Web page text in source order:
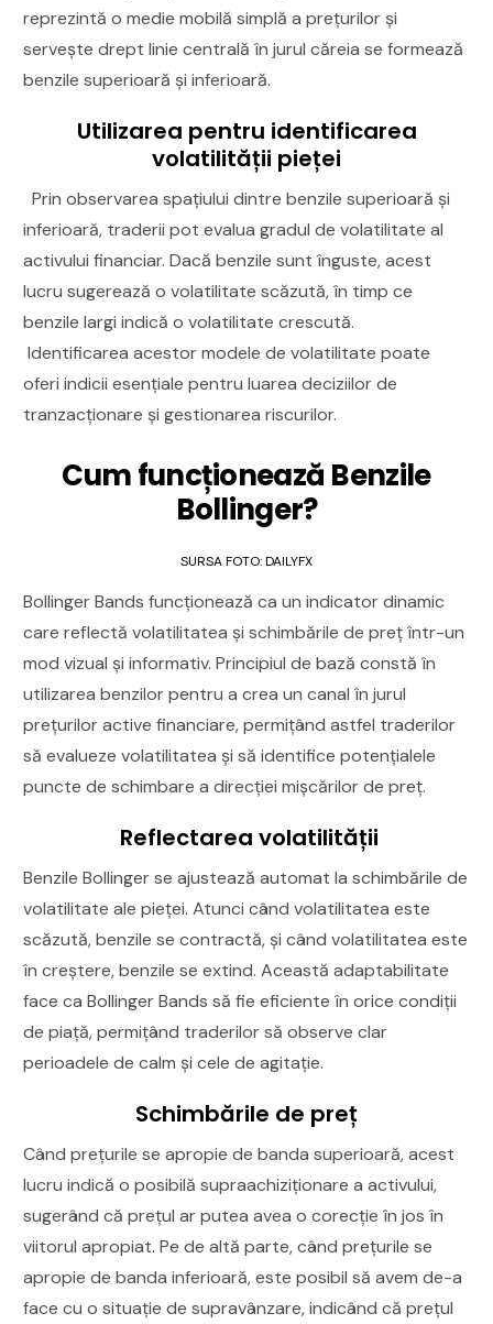
reprezintă o medie mobilă simplă a prețurilor și
servește drept linie centrală în jurul căreia se formează
benzile superioară și inferioară.
Utilizarea pentru identificarea
volatilității pieței
Prin observarea spațiului dintre benzile superioară și
inferioară, traderii pot evalua gradul de volatilitate al
activului financiar. Dacă benzile sunt înguste, acest
lucru sugerează o volatilitate scăzută, în timp ce
benzile largi indică o volatilitate crescută.
Identificarea acestor modele de volatilitate poate
oferi indicii esențiale pentru luarea deciziilor de
tranzacționare și gestionarea riscurilor.
Cum funcționează Benzile
Bollinger?
SURSA FOTO: DAILYFX
Bollinger Bands funcționează ca un indicator dinamic
care reflectă volatilitatea și schimbările de preț într-un
mod vizual și informativ. Principiul de bază constă în
utilizarea benzilor pentru a crea un canal în jurul
prețurilor active financiare, permițând astfel traderilor
să evalueze volatilitatea și să identifice potențialele
puncte de schimbare a direcției mișcărilor de preț.
Reflectarea volatilității
Benzile Bollinger se ajustează automat la schimbările de
volatilitate ale pieței. Atunci când volatilitatea este
scăzută, benzile se contractă, și când volatilitatea este
în creștere, benzile se extind. Această adaptabilitate
face ca Bollinger Bands să fie eficiente în orice condiții
de piață, permițând traderilor să observe clar
perioadele de calm și cele de agitație.
Schimbările de preț
Când prețurile se apropie de banda superioară, acest
lucru indică o posibilă supraachiziționare a activului,
sugerând că prețul ar putea avea o corecție în jos în
viitorul apropiat. Pe de altă parte, când prețurile se
apropie de banda inferioară, este posibil să avem de-a
face cu o situație de supravânzare, indicând că prețul